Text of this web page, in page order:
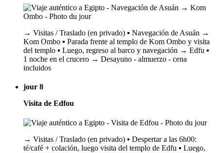
→ Visitas / Traslado (en privado) ▪️ Navegación de Asuán →
Kom Ombo ▪️ Parada frente al templo de Kom Ombo y visita
del templo ▪️ Luego, regreso al barco y navegación → Edfu ▪️
1 noche en el crucero → Desayuno - almuerzo - cena
incluidos
jour 8
Visita de Edfou
→ Visitas / Traslado (en privado) ▪️ Despertar a las 6h00:
té/café + colación, luego visita del templo de Edfu ▪️ Luego,